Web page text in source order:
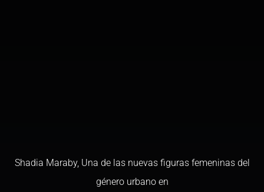
Shadia Maraby, Una de las nuevas figuras femeninas del
género urbano en